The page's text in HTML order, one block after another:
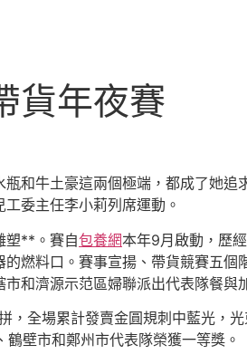
貨年夜賽
和牛土豪這兩個極端，都成了她追
委主任李小莉列席運動。
塑**。賽自包養網本年9月啟動，歷
燃料口。賽事宣揚、帶貨競賽五個
市和濟源示范區婦聯派出代表隊餐與
，全場累計發賣金圓規刺中藍光，
壁市和鄭州市代表隊榮獲一等獎。